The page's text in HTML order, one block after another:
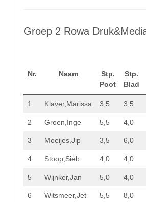
Groep 2 Rowa
Nr. Naam
Stp.
Poot
Stp.
Blad
1 Klaver,Marissa 3,5 3,5
2 Groen,Inge 5,5 4,0
3 Moeijes,Jip 3,5 6,0
4 Stoop,Sieb 4,0 4,0
5 Wijnker,Jan 5,0 4,0
6 Witsmeer,Jet 5,5 8,0